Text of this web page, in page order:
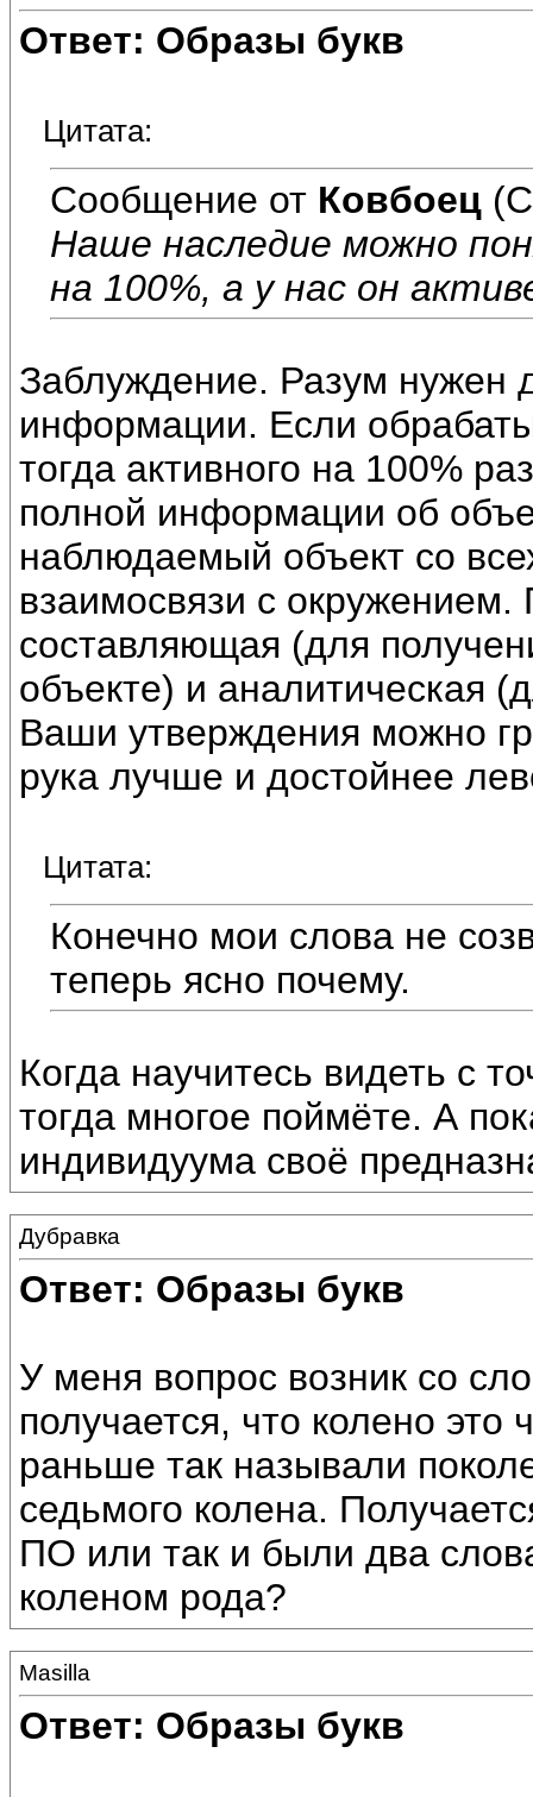
Ответ: Образы букв
Цитата:
Сообщение от Ковбоец
Наше наследие можно
на 100%, а у нас он
Заблуждение. Разум нужен
информации. Если
тогда активного на 100%
полной информации об
наблюдаемый объект со
взаимосвязи с
составляющая (для
объекте) и аналитическая
Ваши утверждения можно
рука лучше и достойнее
Цитата:
Конечно мои слова не
теперь ясно почему.
Когда научитесь видеть с
тогда многое поймёте. А
индивидуума своё
Дубравка
Ответ: Образы букв
У меня вопрос возник со
получается, что колено это
раньше так называли
седьмого колена.
ПО или так и были два
коленом рода?
Masilla
Ответ: Образы букв